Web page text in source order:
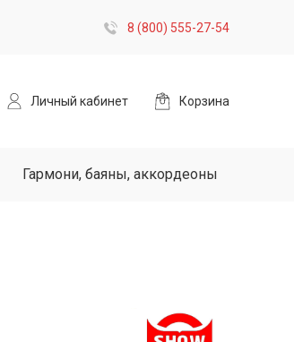
8 (800) 555-27-54
Личный кабинет Корзина
Гармони, баяны, аккордеоны